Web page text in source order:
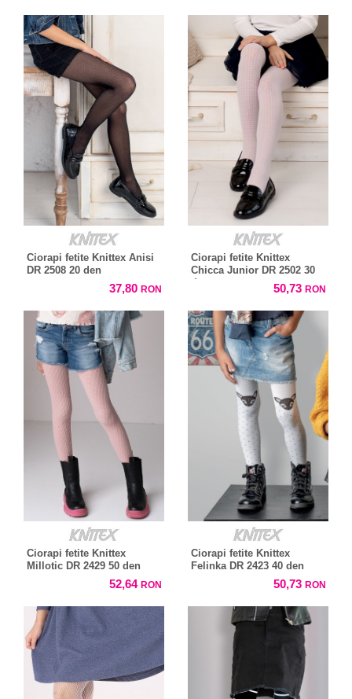
Ciorapi fetite Knittex Anisi
DR 2508 20 den
37,80 RON
Ciorapi fetite Knittex
Chicca Junior DR 2502 30
den
50,73 RON
Ciorapi fetite Knittex
Millotic DR 2429 50 den
52,64 RON
Ciorapi fetite Knittex
Felinka DR 2423 40 den
50,73 RON